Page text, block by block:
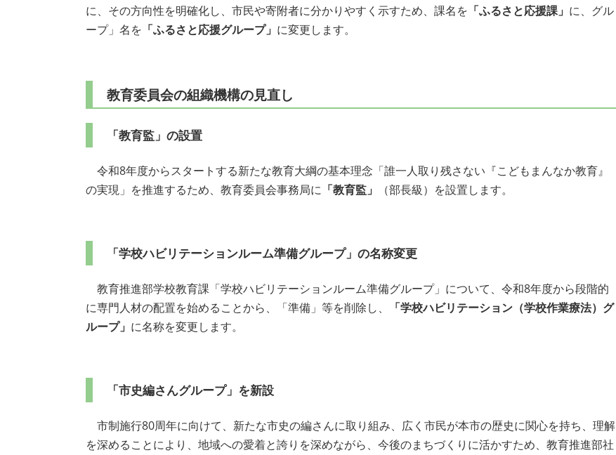
に、その方向性を明確化し、市民や寄附者に分かりやすく示すため、課名を 「ふるさと応援課」 に、グル
ープ」名を 「ふるさと応援グループ」 に変更します。
教育委員会の組織機構の見直し
「教育監」の設置
令和8年度からスタートする新たな教育大綱の基本理念「誰一人取り残さない『こどもまんなか教育』
の実現」を推進するため、教育委員会事務局に 「教育監」 （部長級）を設置します。
「学校ハビリテーションルーム準備グループ」の名称変更 ​
教育推進部学校教育課「学校ハビリテーションルーム準備グループ」について、令和8年度から段階的
に専門人材の配置を始めることから、「準備」等を削除し、
「学校ハビリテーション（学校作業療法）グ
ループ」 に名称を変更します。
「市史編さんグループ」を新設
市制施行80周年に向けて、新たな市史の編さんに取り組み、広く市民が本市の歴史に関心を持ち、理解
を深めることにより、地域への愛着と誇りを深めながら、今後のまちづくりに活かすため、教育推進部社